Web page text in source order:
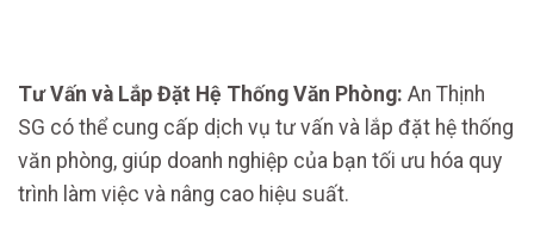
Tư Vấn và Lắp Đặt Hệ Thống Văn Phòng: An Thịnh
SG có thể cung cấp dịch vụ tư vấn và lắp đặt hệ thống
văn phòng, giúp doanh nghiệp của bạn tối ưu hóa quy
trình làm việc và nâng cao hiệu suất.